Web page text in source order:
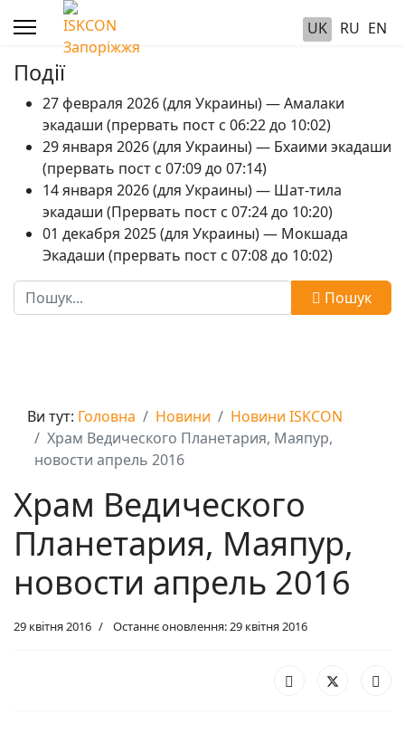
UK RU EN
Події
27 февраля 2026 (для Украины) — Амалаки
экадаши (прервать пост с 06:22 до 10:02)
29 января 2026 (для Украины) — Бхаими экадаши
(прервать пост с 07:09 до 07:14)
14 января 2026 (для Украины) — Шат-тила
экадаши (Прервать пост с 07:24 до 10:20)
01 декабря 2025 (для Украины) — Мокшада
Экадаши (прервать пост с 07:08 до 10:02)
Пошук
Пошук
Ви тут: Головна Новини
Новини ISKCON
Храм Ведического Планетария, Маяпур,
новости апрель 2016
Храм Ведического
Планетария, Маяпур,
новости апрель 2016
29 квітня 2016 Останнє оновлення: 29 квітня 2016